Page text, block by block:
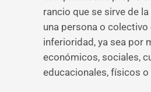
rancio que se sirve de
una persona o
inferioridad, ya sea por
económicos, sociales,
educacionales, físicos